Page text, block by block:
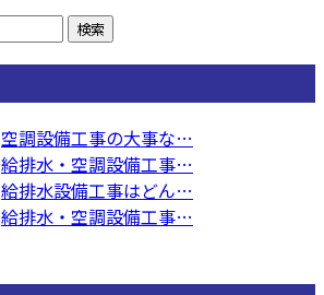
空調設備工事の大事な…
給排水・空調設備工事…
給排水設備工事はどん…
給排水・空調設備工事…